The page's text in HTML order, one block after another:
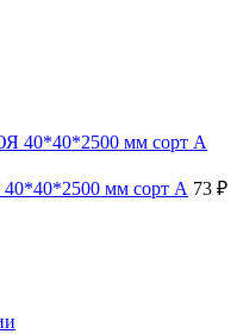
мм сорт А 73 ₽